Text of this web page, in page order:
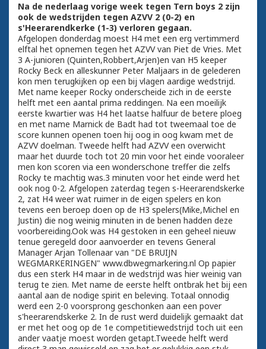
Na de nederlaag vorige week tegen Tern boys 2 zijn
ook de wedstrijden tegen AZVV 2 (0-2) en
s'Heerarendkerke (1-3) verloren gegaan.
Afgelopen donderdag moest H4 met een erg vertimmerd
elftal het opnemen tegen het AZVV van Piet de Vries. Met
3 A-junioren (Quinten,Robbert,Arjen)en van H5 keeper
Rocky Beck en alleskunner Peter Maljaars in de gelederen
kon men terugkijken op een bij vlagen aardige wedstrijd.
Met name keeper Rocky onderscheide zich in de eerste
helft met een aantal prima reddingen. Na een moeilijk
eerste kwartier was H4 het laatse halfuur de betere ploeg
en met name Marnick de Badt had tot tweemaal toe de
score kunnen openen toen hij oog in oog kwam met de
AZVV doelman. Tweede helft had AZVV een overwicht
maar het duurde toch tot 20 min voor het einde vooraleer
men kon scoren via een wonderschone treffer die zelfs
Rocky te machtig was.3 minuten voor het einde werd het
ook nog 0-2. Afgelopen zaterdag tegen s-Heerarendskerke
2, zat H4 weer wat ruimer in de eigen spelers en kon
tevens een beroep doen op de H3 spelers(Mike,Michel en
Justin) die nog weinig minuten in de benen hadden deze
voorbereiding.Ook was H4 gestoken in een geheel nieuw
tenue geregeld door aanvoerder en tevens General
Manager Arjan Tollenaar van "DE BRUIJN
WEGMARKERINGEN" www.dbwegmarkering.nl Op papier
dus een sterk H4 maar in de wedstrijd was hier weinig van
terug te zien. Met name de eerste helft ontbrak het bij een
aantal aan de nodige spirit en beleving. Totaal onnodig
werd een 2-0 voorsprong geschonken aan een pover
s'heerarendskerke 2. In de rust werd duidelijk gemaakt dat
er met het oog op de 1e competitiewedstrijd toch uit een
ander vaatje moest worden getapt.Tweede helft werd